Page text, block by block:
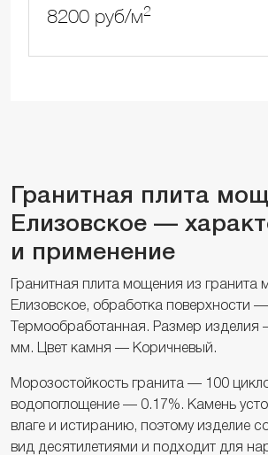
8200 руб/м2
Гранитная плита
Елизовское —
и применение
Гранитная плита мощения из гранита
Елизовское, обработка поверхности —
Термообработанная. Размер
мм. Цвет камня — Коричневый.
Морозостойкость гранита — 100
водопоглощение — 0.17%. Камень
влаге и истиранию, поэтому изделие
вид десятилетиями и подходит для